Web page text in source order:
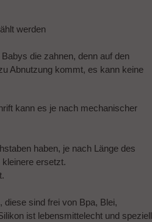
werden
die zahnen, denn auf den
Abnutzung kommt, es kann keine
kann es je nach mechanischer
haben, je nach Länge des
ersetzt.
diese sind frei von Bpa, Blei,
ist lebensmittelecht und speziell